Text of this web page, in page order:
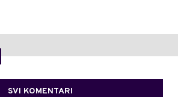
SVI KOMENTARI